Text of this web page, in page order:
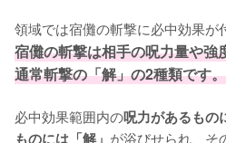
領域では宿儺の斬撃に必中効果が
宿儺の斬撃は相手の呪力量や強
通常斬撃の「解」の2種類です。
必中効果範囲内の呪力があるもの
ものには「解」 が浴びせられ、そ